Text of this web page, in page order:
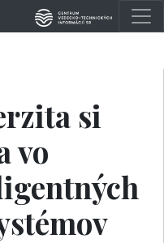
si
vo